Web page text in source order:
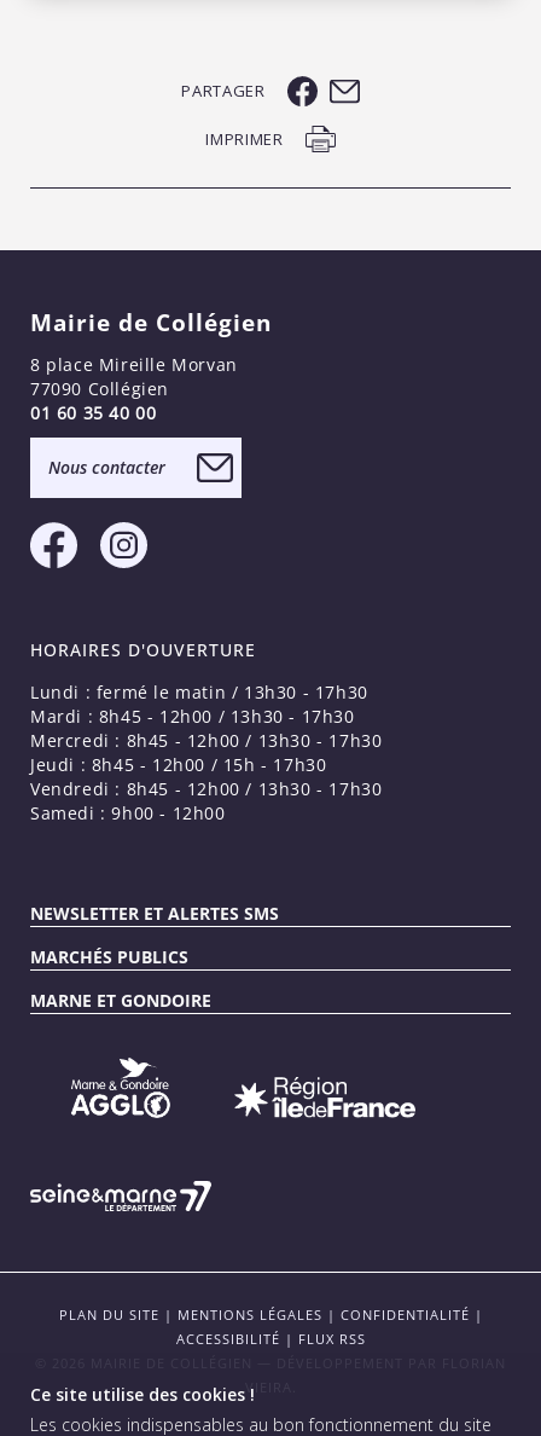
Ce site utilise des cookies !
Les cookies indispensables au bon fonctionnement du site
PARTAGER
IMPRIMER
Mairie de Collégien
8 place Mireille Morvan
77090 Collégien
01 60 35 40 00
Nous contacter
HORAIRES D'OUVERTURE
Lundi : fermé le matin / 13h30 - 17h30
Mardi : 8h45 - 12h00 / 13h30 - 17h30
Mercredi : 8h45 - 12h00 / 13h30 - 17h30
Jeudi : 8h45 - 12h00 / 15h - 17h30
Vendredi : 8h45 - 12h00 / 13h30 - 17h30
Samedi : 9h00 - 12h00
NEWSLETTER ET ALERTES SMS
MARCHÉS PUBLICS
MARNE ET GONDOIRE
PLAN DU SITE | MENTIONS LÉGALES | CONFIDENTIALITÉ |
ACCESSIBILITÉ | FLUX RSS
VIEIRA